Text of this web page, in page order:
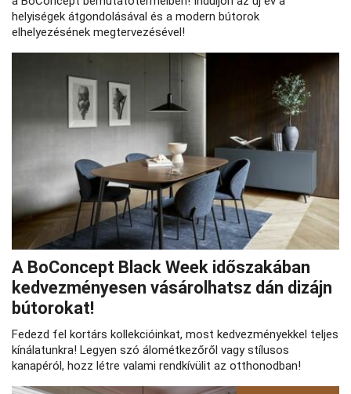
helyiségek átgondolásával és a modern bútorok
elhelyezésének megtervezésével!
A BoConcept Black Week időszakában
kedvezményesen vásárolhatsz dán dizájn
bútorokat!
Fedezd fel kortárs kollekcióinkat, most kedvezményekkel teljes
kínálatunkra! Legyen szó álométkezőről vagy stílusos
kanapéról, hozz létre valami rendkívülit az otthonodban!